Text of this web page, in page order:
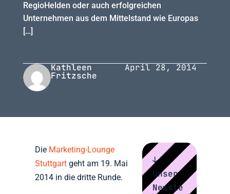
RegioHelden oder auch erfolgreichen
Unternehmen aus dem Mittelstand wie Europas
[…]
Kathleen
Fritzsche
April 28, 2014
Die Marketing-Lounge
Stuttgart geht am 19. Mai
2014 in die dritte Runde.
↓
Unser
Newsle